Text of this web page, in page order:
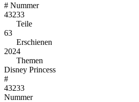
# Nummer
43233
Teile
63
Erschienen
2024
Themen
Disney Princess
#
43233
Nummer